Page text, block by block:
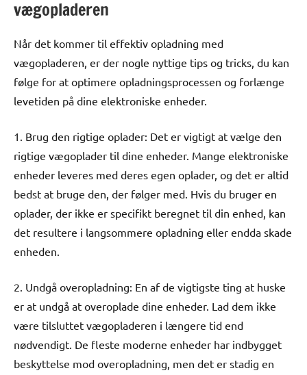
vægopladeren
Når det kommer til effektiv opladning med
vægopladeren, er der nogle nyttige tips og tricks, du kan
følge for at optimere opladningsprocessen og forlænge
levetiden på dine elektroniske enheder.
1. Brug den rigtige oplader: Det er vigtigt at vælge den
rigtige vægoplader til dine enheder. Mange elektroniske
enheder leveres med deres egen oplader, og det er altid
bedst at bruge den, der følger med. Hvis du bruger en
oplader, der ikke er specifikt beregnet til din enhed, kan
det resultere i langsommere opladning eller endda skade
enheden.
2. Undgå overopladning: En af de vigtigste ting at huske
er at undgå at overoplade dine enheder. Lad dem ikke
være tilsluttet vægopladeren i længere tid end
nødvendigt. De fleste moderne enheder har indbygget
beskyttelse mod overopladning, men det er stadig en